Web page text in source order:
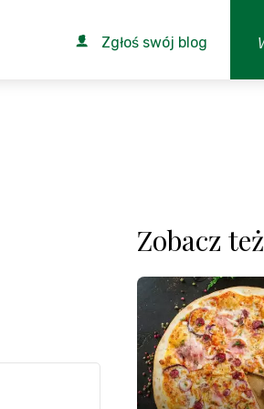
Zgłoś swój blog
Zobacz też